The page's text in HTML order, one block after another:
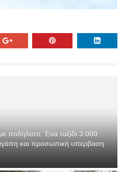
ποδήλατο: Ένα ταξίδι 3.000
και προσωπική υπέρβαση